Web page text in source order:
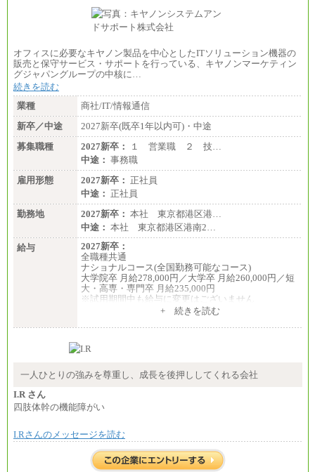
なります
※交通費：月5万円まで
札幌 ：時給1,100円～1,450円
東京 ：時給1,226円～1,400円
横浜 ：時給1,225円～
川口 ：時給1,150円～
佐世保：時給1,035円～
沖縄 ：時給1,025円～1,350円
※給与は実務経験・職種・配属部署によって異なり
※交通費：月5万円まで
オフィスに必要なキヤノン製品を中心としたITソリューション機器の
販売と保守サービス・サポートを行っている、キヤノンマーケティン
グジャパングループの中核に…
続きを読む
業種
商社/IT/情報通信
新卒／中途
2027新卒(既卒1年以内可)・中途
募集職種
2027新卒：
１ 営業職 ２ 技…
中途： 事務職
雇用形態
2027新卒： 正社員
中途： 正社員
勤務地
2027新卒： 本社 東京都港区港…
中途： 本社 東京都港区港南2…
給与
2027新卒：
全職種共通
ナショナルコース(全国勤務可能なコース)
大学院卒 月給278,000円／大学卒 月給260,000円／短
大・高専・専門卒 月給235,000円
※試用期間中も給与に変更はございません
大学院卒 月給264,000円／大学卒 月給250,000円／短
※試用期間中も給与に変更はございません
月給：250,000円～400,000円
+ 続きを読む
一人ひとりの強みを尊重し、成長を後押ししてくれる会社
I.R さん
四肢体幹の機能障がい
I.Rさんのメッセージを読む